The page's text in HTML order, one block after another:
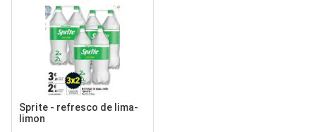
Sprite - refresco de lima-
limon